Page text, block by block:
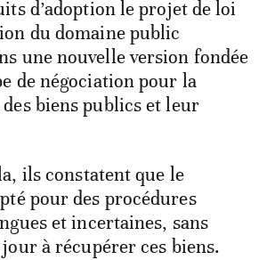
d’adoption le projet de loi
du domaine public
une nouvelle version fondée
de négociation pour la
biens publics et leur
ils constatent que le
pour des procédures
et incertaines, sans
à récupérer ces biens.